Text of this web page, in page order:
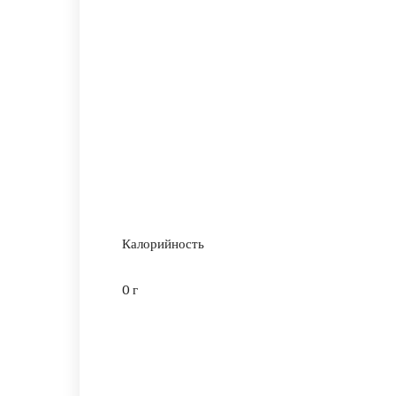
Калорийность
0 г